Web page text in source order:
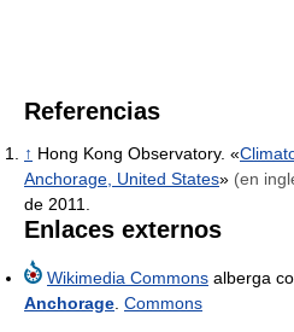
Referencias
↑ Hong Kong Observatory. «
Anchorage, United States» (en
de 2011.
Enlaces externos
Wikimedia Commons alberga
Anchorage Commons